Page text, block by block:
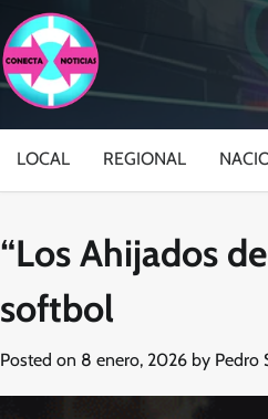
to
content
LOCAL REGIONAL
“Los Ahijados
softbol
Posted on 8 enero, 2026 by Pedro